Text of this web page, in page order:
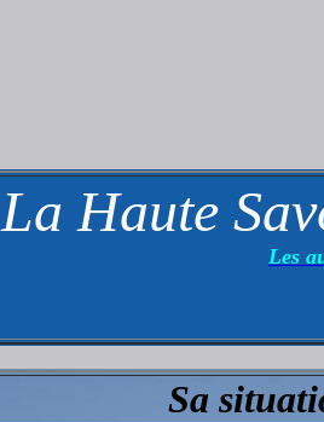
La Haute
Les
Sa